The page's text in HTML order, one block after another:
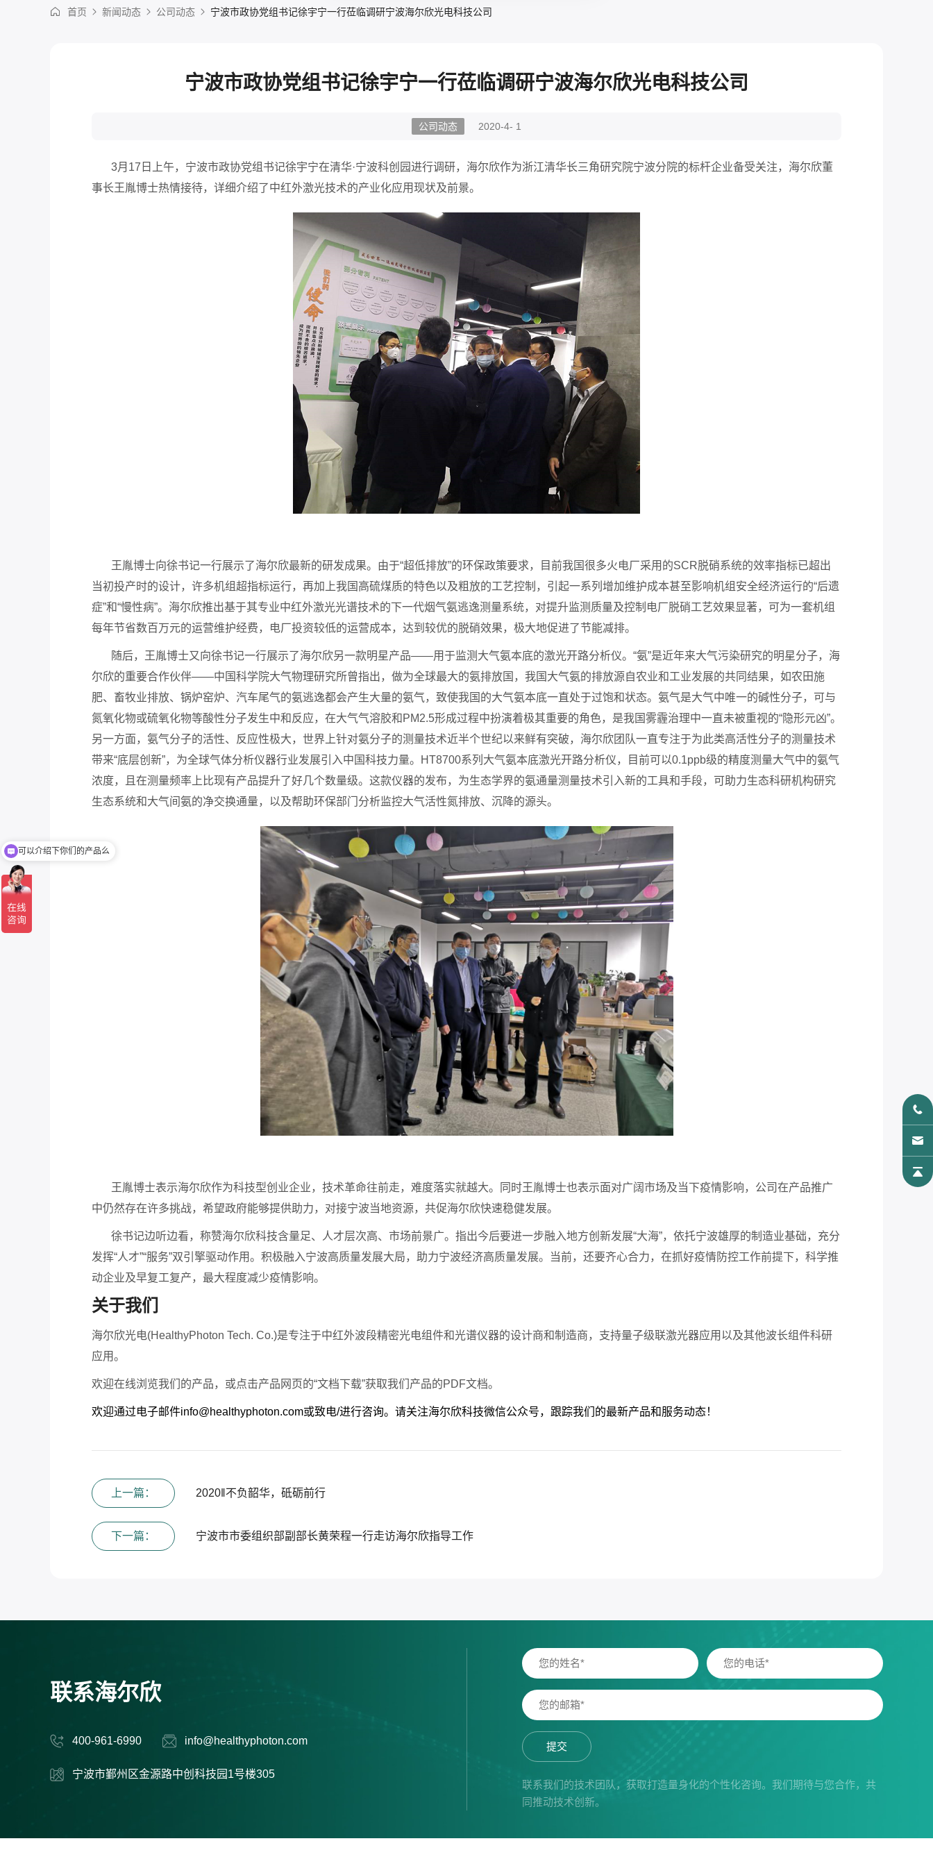
首页 新闻动态 公司动态 宁波市政协党组书记徐宇宁一行莅临调研宁波海尔欣光电科技公司
宁波市政协党组书记徐宇宁一行莅临调研宁波海尔欣光电科技公司
公司动态 2020-4- 1
3月17日上午，宁波市政协党组书记徐宇宁在清华·宁波科创园进行调研，海尔欣作为浙江清华长三角研究院宁波分院的标杆企业备受关注，海尔欣董
事长王胤博士热情接待，详细介绍了中红外激光技术的产业化应用现状及前景。
王胤博士向徐书记一行展示了海尔欣最新的研发成果。由于“超低排放”的环保政策要求，目前我国很多火电厂采用的SCR脱硝系统的效率指标已超出
当初投产时的设计，许多机组超指标运行，再加上我国高硫煤质的特色以及粗放的工艺控制，引起一系列增加维护成本甚至影响机组安全经济运行的“后遗
症”和“慢性病”。海尔欣推出基于其专业中红外激光光谱技术的下一代烟气氨逃逸测量系统，对提升监测质量及控制电厂脱硝工艺效果显著，可为一套机组
每年节省数百万元的运营维护经费，电厂投资较低的运营成本，达到较优的脱硝效果，极大地促进了节能减排。
随后，王胤博士又向徐书记一行展示了海尔欣另一款明星产品——用于监测大气氨本底的激光开路分析仪。“氨”是近年来大气污染研究的明星分子，海
尔欣的重要合作伙伴——中国科学院大气物理研究所曾指出，做为全球最大的氨排放国，我国大气氨的排放源自农业和工业发展的共同结果，如农田施
肥、畜牧业排放、锅炉窑炉、汽车尾气的氨逃逸都会产生大量的氨气，致使我国的大气氨本底一直处于过饱和状态。氨气是大气中唯一的碱性分子，可与
氮氧化物或硫氧化物等酸性分子发生中和反应，在大气气溶胶和PM2.5形成过程中扮演着极其重要的角色，是我国雾霾治理中一直未被重视的“隐形元凶”。
另一方面，氨气分子的活性、反应性极大，世界上针对氨分子的测量技术近半个世纪以来鲜有突破，海尔欣团队一直专注于为此类高活性分子的测量技术
带来“底层创新”，为全球气体分析仪器行业发展引入中国科技力量。HT8700系列大气氨本底激光开路分析仪，目前可以0.1ppb级的精度测量大气中的氨气
浓度，且在测量频率上比现有产品提升了好几个数量级。这款仪器的发布，为生态学界的氨通量测量技术引入新的工具和手段，可助力生态科研机构研究
生态系统和大气间氨的净交换通量，以及帮助环保部门分析监控大气活性氮排放、沉降的源头。
王胤博士表示海尔欣作为科技型创业企业，技术革命往前走，难度落实就越大。同时王胤博士也表示面对广阔市场及当下疫情影响，公司在产品推广
中仍然存在许多挑战，希望政府能够提供助力，对接宁波当地资源，共促海尔欣快速稳健发展。
徐书记边听边看，称赞海尔欣科技含量足、人才层次高、市场前景广。指出今后要进一步融入地方创新发展“大海”，依托宁波雄厚的制造业基础，充分
发挥“人才”“服务”双引擎驱动作用。积极融入宁波高质量发展大局，助力宁波经济高质量发展。当前，还要齐心合力，在抓好疫情防控工作前提下，科学推
动企业及早复工复产，最大程度减少疫情影响。
关于我们
海尔欣光电(HealthyPhoton Tech. Co.)是专注于中红外波段精密光电组件和光谱仪器的设计商和制造商，支持量子级联激光器应用以及其他波长组件科研
应用。
欢迎在线浏览我们的产品，或点击产品网页的“文档下载”获取我们产品的PDF文档。
欢迎通过电子邮件info@healthyphoton.com或致电/进行咨询。请关注海尔欣科技微信公众号，跟踪我们的最新产品和服务动态！
上一篇： 2020‖不负韶华，砥砺前行
下一篇： 宁波市市委组织部副部长黄荣程一行走访海尔欣指导工作
联系海尔欣
400-961-6990 info@healthyphoton.com
宁波市鄞州区金源路中创科技园1号楼305
提交
联系我们的技术团队，获取打造量身化的个性化咨询。我们期待与您合作，共
同推动技术创新。
可以介绍下你们的产品么